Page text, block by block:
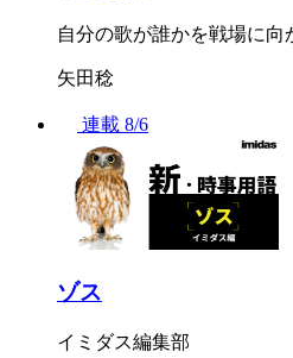
自分の歌が誰かを戦場に
矢田稔
連載 8/6
ゾス
イミダス編集部